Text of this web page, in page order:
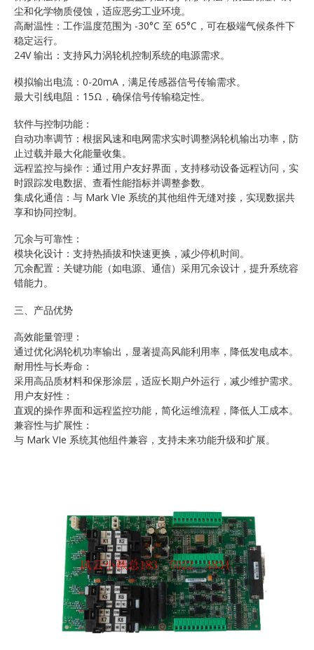
尘和化学物质侵蚀，适应恶劣工业环境。
高耐温性：工作温度范围为 -30°C 至 65°C，可在极端气候条件下
稳定运行。
24V 输出：支持风力涡轮机控制系统的电源需求。
模拟输出电流：0-20mA，满足传感器信号传输需求。
最大引线电阻：15Ω，确保信号传输稳定性。
软件与控制功能：
自动功率调节：根据风速和电网需求实时调整涡轮机输出功率，防
止过载并最大化能量收集。
远程监控与操作：通过用户友好界面，支持移动设备远程访问，实
时跟踪发电数据、查看性能指标并调整参数。
集成化通信：与 Mark VIe 系统的其他组件无缝对接，实现数据共
享和协同控制。
冗余与可靠性：
模块化设计：支持热插拔和快速更换，减少停机时间。
冗余配置：关键功能（如电源、通信）采用冗余设计，提升系统容
错能力。
三、产品优势
高效能量管理：
通过优化涡轮机功率输出，显著提高风能利用率，降低发电成本。
耐用性与长寿命：
采用高品质材料和保形涂层，适应长期户外运行，减少维护需求。
用户友好性：
直观的操作界面和远程监控功能，简化运维流程，降低人工成本。
兼容性与扩展性：
与 Mark VIe 系统其他组件兼容，支持未来功能升级和扩展。